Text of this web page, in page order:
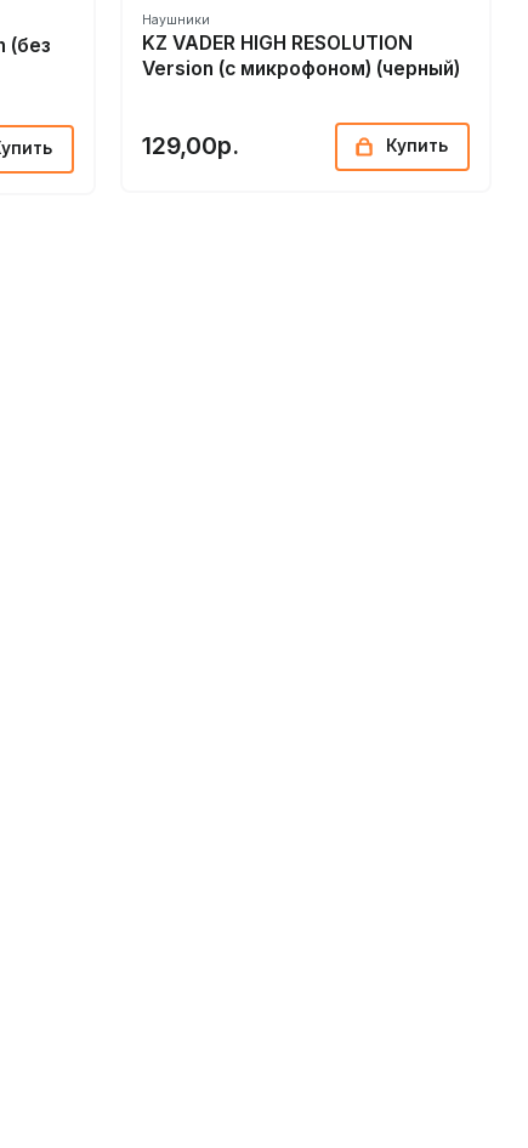
(без
Наушники
KZ VADER HIGH RESOLUTION
Version (с микрофоном) (черный)
129,00р. Купить